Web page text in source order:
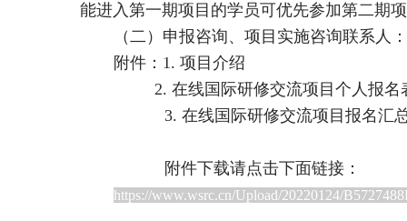
能进入第一期项目的学员可优先参加第二期
（二）申报咨询、项目实施咨询联系人
附件：1. 项目介绍
2. 在线国际研修交流项目个人报名
3. 在线国际研修交流项目报名汇
附件下载请点击下面链接：
https://www.wsrc.cn/Upload/20220124/